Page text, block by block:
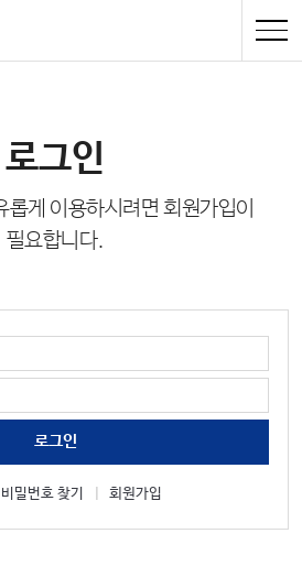
로그인
게 이용하시려면 회원가입이
필요합니다.
로그인
밀번호 찾기 회원가입